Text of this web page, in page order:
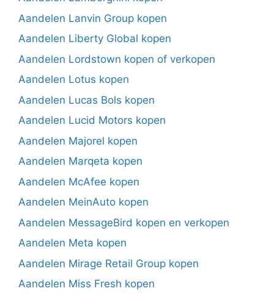
Aandelen Lanvin Group kopen
Aandelen Liberty Global kopen
Aandelen Lordstown kopen of verkopen
Aandelen Lotus kopen
Aandelen Lucas Bols kopen
Aandelen Lucid Motors kopen
Aandelen Majorel kopen
Aandelen Marqeta kopen
Aandelen McAfee kopen
Aandelen MeinAuto kopen
Aandelen MessageBird kopen en verkopen
Aandelen Meta kopen
Aandelen Mirage Retail Group kopen
Aandelen Miss Fresh kopen